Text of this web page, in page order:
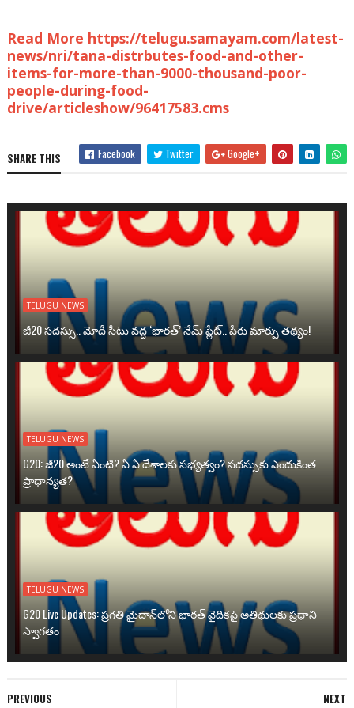
Read More https://telugu.samayam.com/latest-
news/nri/tana-distrbutes-food-and-other-
items-for-more-than-9000-thousand-poor-
people-during-food-
drive/articleshow/96417583.cms
SHARE THIS Facebook Twitter Google+
TELUGU NEWS
జీ20 సదస్సు.. మోదీ సీటు వద్ద ‘భారత్’ నేమ్ ప్లేట్‌.. పేరు మార్పు తథ్యం!
TELUGU NEWS
G20: జీ20 అంటే ఏంటి? ఏ ఏ దేశాలకు సభ్యత్వం? సదస్సుకు ఎందుకింత
ప్రాధాన్యత?
TELUGU NEWS
G20 Live Updates: ప్రగతి మైదాన్‌లోని భారత్ వైదికపై అతిథులకు ప్రధాని
స్వాగతం
NEXT
PREVIOUS